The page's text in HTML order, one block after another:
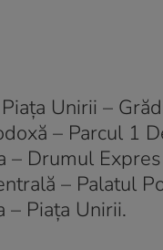
Unirii –
– Parcul 1
Drumul
– Palatul
– Piaţa Unirii.